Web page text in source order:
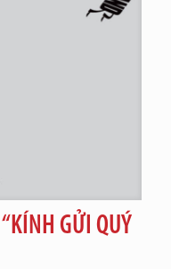
GỬI QUÝ